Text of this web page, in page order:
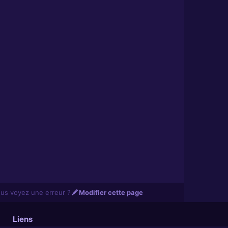
voyez une erreur ? Modifier cette page
Liens